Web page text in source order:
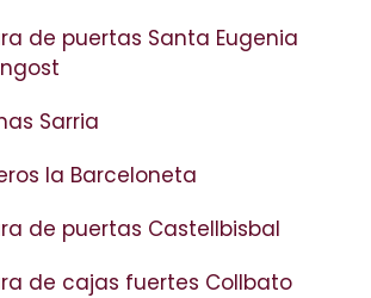
de puertas Santa Eugenia
Sarria
la Barceloneta
de puertas Castellbisbal
de cajas fuertes Collbato